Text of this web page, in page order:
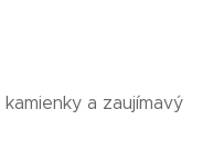
a zaujímavý